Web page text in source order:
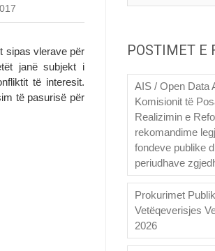
sipas vlerave për
janë subjekt i
të interesit.
të pasurisë për
POSTIMET E
AIS / Open Data
Komisionit të
Realizimin e
rekomandime
fondeve publike
periudhave
Prokurimet
Vetëqeverisjes
2026